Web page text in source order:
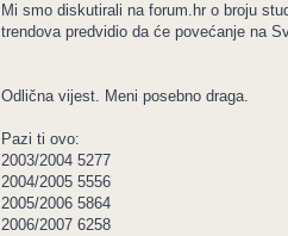
Mi smo diskutirali na forum.hr o broju
trendova predvidio da će povećanje na
Odlična vijest. Meni posebno draga.
Pazi ti ovo:
2003/2004 5277
2004/2005 5556
2005/2006 5864
2006/2007 6258